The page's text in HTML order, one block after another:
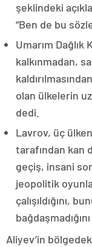
şeklindeki
“Ben de bu
Umarım
kalkınmadan,
olan ülkelerin
dedi.
Lavrov, üç
tarafından kan
geçiş, insani
jeopolitik
çalışıldığını,
Aliyev’in